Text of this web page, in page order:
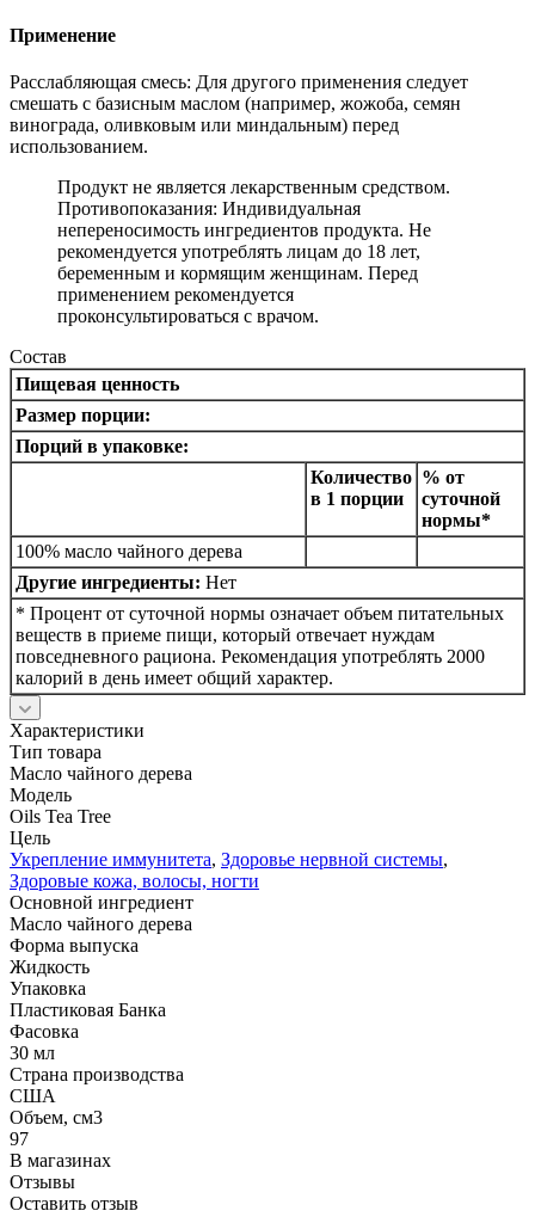
Применение
Расслабляющая смесь: Для другого применения следует
смешать с базисным маслом (например, жожоба, семян
винограда, оливковым или миндальным) перед
использованием.
Продукт не является лекарственным средством.
Противопоказания: Индивидуальная
непереносимость ингредиентов продукта. Не
рекомендуется употреблять лицам до 18 лет,
беременным и кормящим женщинам. Перед
применением рекомендуется
проконсультироваться с врачом.
Состав
Пищевая ценность
Размер порции:
Порций в упаковке:
Количество
в 1 порции
% от
суточной
нормы*
100% масло чайного дерева
Другие ингредиенты: Нет
* Процент от суточной нормы означает объем питательных
веществ в приеме пищи, который отвечает нуждам
повседневного рациона. Рекомендация употреблять 2000
калорий в день имеет общий характер.
Характеристики
Тип товара
Масло чайного дерева
Модель
Oils Tea Tree
Цель
Укрепление иммунитета, Здоровье нервной системы,
Здоровые кожа, волосы, ногти
Основной ингредиент
Масло чайного дерева
Форма выпуска
Жидкость
Упаковка
Пластиковая Банка
Фасовка
30 мл
Страна производства
США
Объем, см3
97
В магазинах
Отзывы
Оставить отзыв